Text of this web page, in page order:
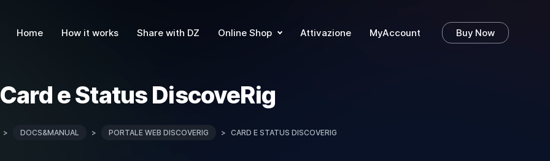
Home How it works Share with DZ Online Shop Attivazione MyAccount Buy Now
Card e Status DiscoveRig
> DOCS&MANUAL > PORTALE WEB DISCOVERIG > CARD E STATUS DISCOVERIG